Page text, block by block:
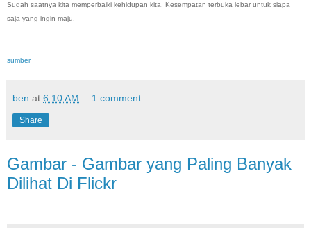
Sudah saatnya kita memperbaiki kehidupan kita. Kesempatan terbuka lebar untuk siapa
saja yang ingin maju.
sumber
ben at 6:10 AM 1 comment:
Share
Gambar - Gambar yang Paling Banyak
Dilihat Di Flickr